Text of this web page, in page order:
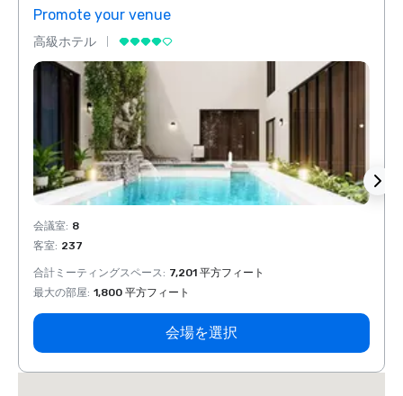
Promote your venue
高級ホテル
会議室: 8
客室: 237
合計ミーティングスペース: 7,201 平方フィート
最大の部屋: 1,800 平方フィート
会場を選択